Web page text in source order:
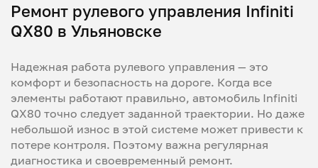
Ремонт рулевого управления Infiniti
QX80 в Ульяновске
Надежная работа рулевого управления — это
комфорт и безопасность на дороге. Когда все
элементы работают правильно, автомобиль Infiniti
QX80 точно следует заданной траектории. Но даже
небольшой износ в этой системе может привести к
потере контроля. Поэтому важна регулярная
диагностика и своевременный ремонт.